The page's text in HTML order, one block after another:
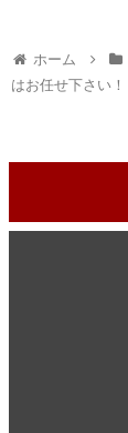
ホーム
はお任せ下さい！